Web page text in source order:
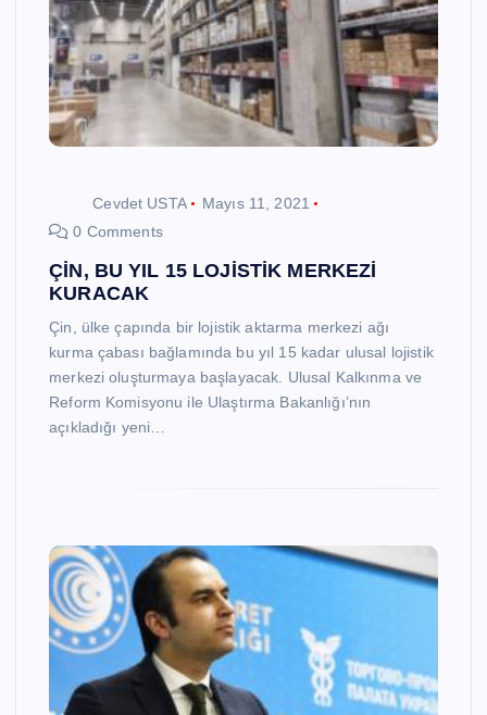
Cevdet USTA
Mayıs 11, 2021
0 Comments
ÇİN, BU YIL 15 LOJİSTİK MERKEZİ
KURACAK
Çin, ülke çapında bir lojistik aktarma merkezi ağı
kurma çabası bağlamında bu yıl 15 kadar ulusal lojistik
merkezi oluşturmaya başlayacak. Ulusal Kalkınma ve
Reform Komisyonu ile Ulaştırma Bakanlığı’nın
açıkladığı yeni…